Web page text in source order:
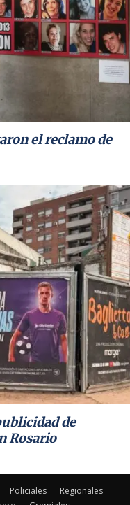
el reclamo de
de
Rosario
Policiales
Regionales